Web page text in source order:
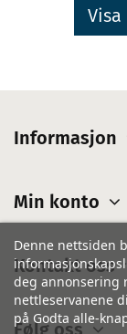
Visa
Informasjon
Min konto
Kontakt oss
Denne nettsiden
deg annonsering
nettleservanene
på Godta alle-
Følg oss